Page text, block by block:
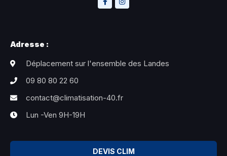
Adresse :
Déplacement sur l'ensemble des Landes
09 80 80 22 60
contact@climatisation-40.fr
Lun -Ven 9H-19H
DEVIS CLIM